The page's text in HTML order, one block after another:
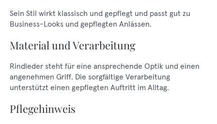
Sein Stil wirkt klassisch und gepflegt und passt gut zu
Business-Looks und gepflegten Anlässen.
Material und Verarbeitung
Rindleder steht für eine ansprechende Optik und einen
angenehmen Griff. Die sorgfältige Verarbeitung
unterstützt einen gepflegten Auftritt im Alltag.
Pflegehinweis